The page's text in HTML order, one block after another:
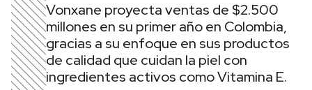
Vonxane proyecta ventas de $2.500
millones en su primer año en Colombia,
gracias a su enfoque en sus productos
de calidad que cuidan la piel con
ingredientes activos como Vitamina E.